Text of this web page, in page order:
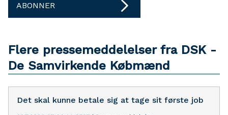
ABONNER
Flere pressemeddelelser fra DSK -
De Samvirkende Købmænd
Det skal kunne betale sig at tage sit første job